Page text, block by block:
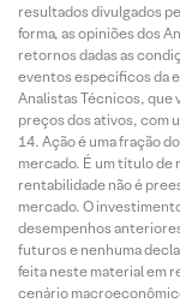
resultados divulgados
forma, as opiniões dos
retornos dadas as
eventos específicos da
Analistas Técnicos, que
preços dos ativos, com
Ação é uma fração
mercado. É um título de
rentabilidade não é
mercado. O
desempenhos
futuros e nenhuma
feita neste material em
cenário